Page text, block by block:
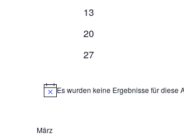
0
13
0
20
0
27
HinweisEs wurden keine Ergebnisse für diese
März